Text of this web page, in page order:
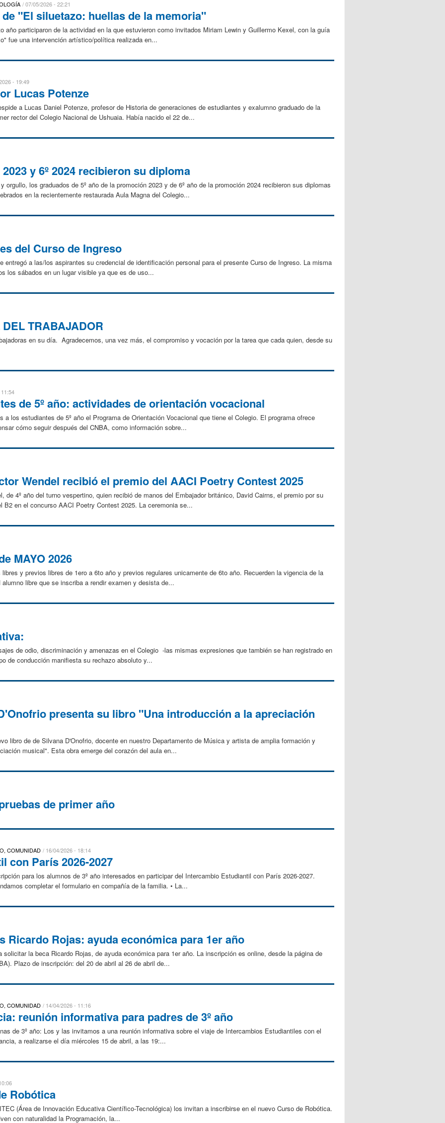
07/05/2026 - 22:21
"El siluetazo: huellas de la memoria"
año participaron de la actividad en la que estuvieron como invitados Miriam Lewin y Guillermo Kexel, con la guía
fue una intervención artístico/política realizada en...
- 19:49
Lucas Potenze
a Lucas Daniel Potenze, profesor de Historia de generaciones de estudiantes y exalumno graduado de la
rector del Colegio Nacional de Ushuaia. Había nacido el 22 de...
y 6º 2024 recibieron su diploma
orgullo, los graduados de 5º año de la promoción 2023 y de 6º año de la promoción 2024 recibieron sus diplomas
en la recientemente restaurada Aula Magna del Colegio...
del Curso de Ingreso
a las/los aspirantes su credencial de identificación personal para el presente Curso de Ingreso. La misma
los sábados en un lugar visible ya que es de uso...
TRABAJADOR
en su día. Agradecemos, una vez más, el compromiso y vocación por la tarea que cada quien, desde su
de 5º año: actividades de orientación vocacional
a los estudiantes de 5º año el Programa de Orientación Vocacional que tiene el Colegio. El programa ofrece
cómo seguir después del CNBA, como información sobre...
Wendel recibió el premio del AACI Poetry Contest 2025
de 4º año del turno vespertino, quien recibió de manos del Embajador británico, David Cairns, el premio por su
en el concurso AACI Poetry Contest 2025. La ceremonia se...
MAYO 2026
y previos libres de 1ero a 6to año y previos regulares unicamente de 6to año. Recuerden la vigencia de la
libre que se inscriba a rendir examen y desista de...
de odio, discriminación y amenazas en el Colegio -las mismas expresiones que también se han registrado en
de conducción manifiesta su rechazo absoluto y...
presenta su libro "Una introducción a la apreciación
libro de de Silvana D'Onofrio, docente en nuestro Departamento de Música y artista de amplia formación y
musical". Esta obra emerge del corazón del aula en...
de primer año
COMUNIDAD 16/04/2026 - 18:14
con París 2026-2027
para los alumnos de 3º año interesados en participar del Intercambio Estudiantil con París 2026-2027.
completar el formulario en compañía de la familia. • La...
Ricardo Rojas: ayuda económica para 1er año
la beca Ricardo Rojas, de ayuda económica para 1er año. La inscripción es online, desde la página de
Plazo de inscripción: del 20 de abril al 26 de abril de...
COMUNIDAD 14/04/2026 - 11:16
reunión informativa para padres de 3º año
de 3º año: Los y las invitamos a una reunión informativa sobre el viaje de Intercambios Estudiantiles con el
a realizarse el día miércoles 15 de abril, a las 19:...
Robótica
(Área de Innovación Educativa Científico-Tecnológica) los invitan a inscribirse en el nuevo Curso de Robótica.
con naturalidad la Programación, la...